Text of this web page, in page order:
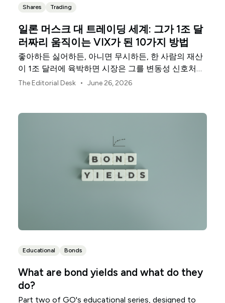
Shares Trading
일론 머스크 대 트레이딩 세계: 그가 1조 달
러짜리 움직이는 VIX가 된 10가지 방법
좋아하든 싫어하든, 아니면 무시하든, 한 사람의 재산
이 1조 달러에 육박하면 시장은 그를 변동성 신호처럼
취급하기 시작합니다.
The Editorial Desk • June 26, 2026
Educational Bonds
What are bond yields and what do they
do?
Part two of GO's educational series, designed to